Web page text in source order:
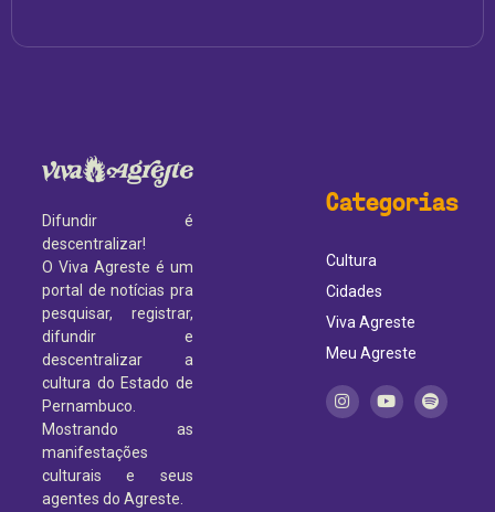
Difundir é
descentralizar!
O Viva Agreste é um
portal de notícias pra
pesquisar, registrar,
difundir e
descentralizar a
cultura do Estado de
Pernambuco.
Mostrando as
manifestações
culturais e seus
agentes do Agreste.
Categorias
Cultura
Cidades
Viva Agreste
Meu Agreste